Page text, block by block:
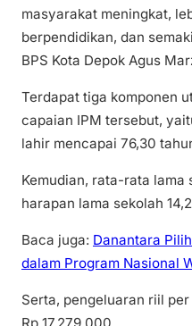
masyarakat meningkat,
berpendidikan, dan
BPS Kota Depok Agus
Terdapat tiga komponen
capaian IPM tersebut,
lahir mencapai 76,30
Kemudian, rata-rata lama
harapan lama sekolah
Baca juga: Danantara
dalam Program Nasional
Serta, pengeluaran riil